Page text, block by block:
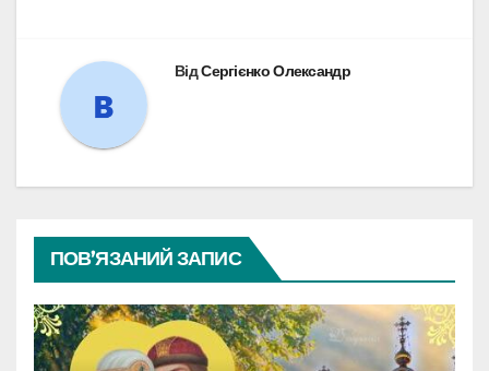
ВідСергієнко Олександр
ПОВ’ЯЗАНИЙ ЗАПИС